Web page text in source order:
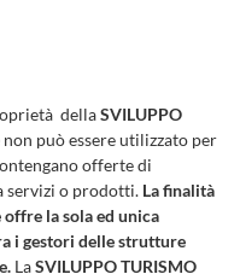
dellaSVILUPPO
non può essere utilizzato per
offerte di
servizi o prodotti. La finalità
la sola ed unica
i gestori delle strutture
LaSVILUPPO TURISMO